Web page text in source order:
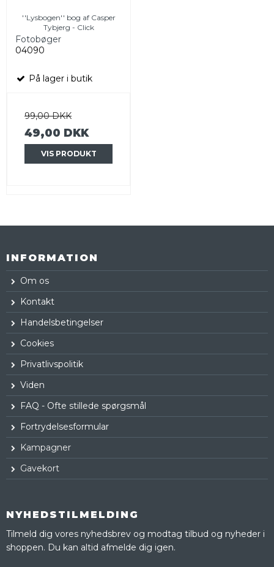
''Lysbogen'' bog af Casper
Tybjerg - Click
Fotobøger
04090
På lager i butik
99,00 DKK
49,00 DKK
VIS PRODUKT
INFORMATION
Om os
Kontakt
Handelsbetingelser
Cookies
Privatlivspolitik
Viden
FAQ - Ofte stillede spørgsmål
Fortrydelsesformular
Kampagner
Gavekort
NYHEDSTILMELDING
Tilmeld dig vores nyhedsbrev og modtag tilbud og nyheder i
shoppen. Du kan altid afmelde dig igen.